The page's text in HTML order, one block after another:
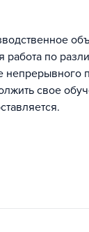
работа по
непрерывного
свое